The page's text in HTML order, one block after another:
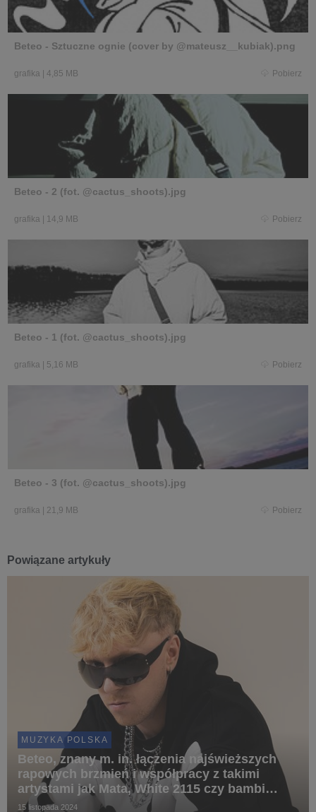
Beteo - Sztuczne ognie (cover by @mateusz__kubiak).png
grafika | 4,85 MB Pobierz
Beteo - 2 (fot. @cactus_shoots).jpg
grafika | 14,9 MB Pobierz
Beteo - 1 (fot. @cactus_shoots).jpg
grafika | 5,16 MB Pobierz
Beteo - 3 (fot. @cactus_shoots).jpg
grafika | 21,9 MB Pobierz
Powiązane artykuły
MUZYKA POLSKA
Beteo, znany m. in. łączenia najświeższych
rapowych brzmień i współpracy z takimi
artystami jak Mata, White 2115 czy bambi
prezentuje najnowszy singiel
15 listopada 2024